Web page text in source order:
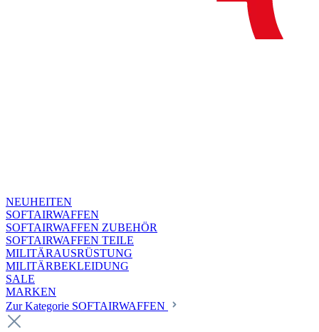
NEUHEITEN
SOFTAIRWAFFEN
SOFTAIRWAFFEN ZUBEHÖR
SOFTAIRWAFFEN TEILE
MILITÄRAUSRÜSTUNG
MILITÄRBEKLEIDUNG
SALE
MARKEN
Zur Kategorie SOFTAIRWAFFEN